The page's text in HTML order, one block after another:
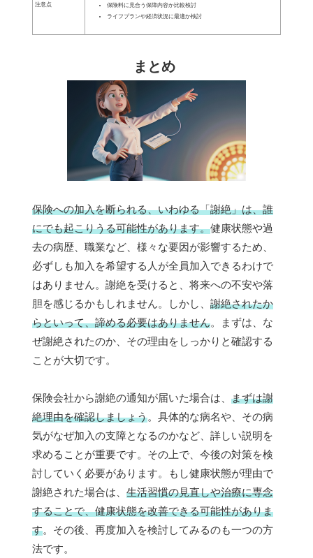
注意点
保険料に見合う保障内容か比較検討
ライフプランや経済状況に最適か検討
まとめ
保険への加入を断られる、いわゆる「謝絶」は、誰
にでも起こりうる可能性があります。健康状態や過
去の病歴、職業など、様々な要因が影響するため、
必ずしも加入を希望する人が全員加入できるわけで
はありません。謝絶を受けると、将来への不安や落
胆を感じるかもしれません。しかし、 謝絶されたか
らといって、諦める必要はありません。まずは、な
ぜ謝絶されたのか、その理由をしっかりと確認する
ことが大切です。
保険会社から謝絶の通知が届いた場合は、 まずは謝
絶理由を確認しましょう。具体的な病名や、その病
気がなぜ加入の支障となるのかなど、詳しい説明を
求めることが重要です。その上で、今後の対策を検
討していく必要があります。もし健康状態が理由で
謝絶された場合は、 生活習慣の見直しや治療に専念
することで、健康状態を改善できる可能性がありま
す。その後、再度加入を検討してみるのも一つの方
法です。